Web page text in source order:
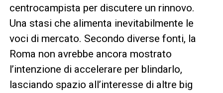
centrocampista per discutere un rinnovo.
Una stasi che alimenta inevitabilmente le
voci di mercato. Secondo diverse fonti, la
Roma non avrebbe ancora mostrato
l’intenzione di accelerare per blindarlo,
lasciando spazio all’interesse di altre big